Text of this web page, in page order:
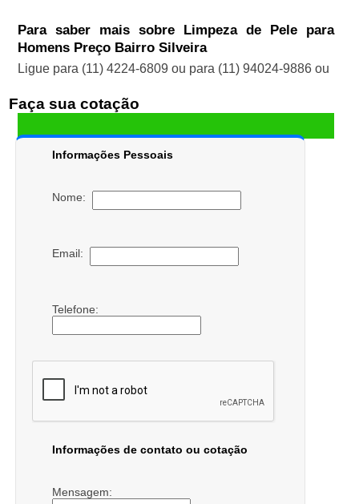
Para saber mais sobre Limpeza de Pele para
Homens Preço Bairro Silveira
Ligue para (11) 4224-6809 ou para (11) 94024-9886ou
Faça sua cotação
Informações Pessoais
Nome:
Email:
Telefone:
Informações de contato ou cotação
Mensagem: